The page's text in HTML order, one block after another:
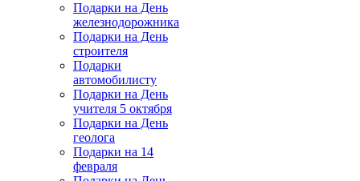
Подарки на День
железнодорожника
Подарки на День
строителя
Подарки
автомобилисту
Подарки на День
учителя 5 октября
Подарки на День
геолога
Подарки на 14
февраля